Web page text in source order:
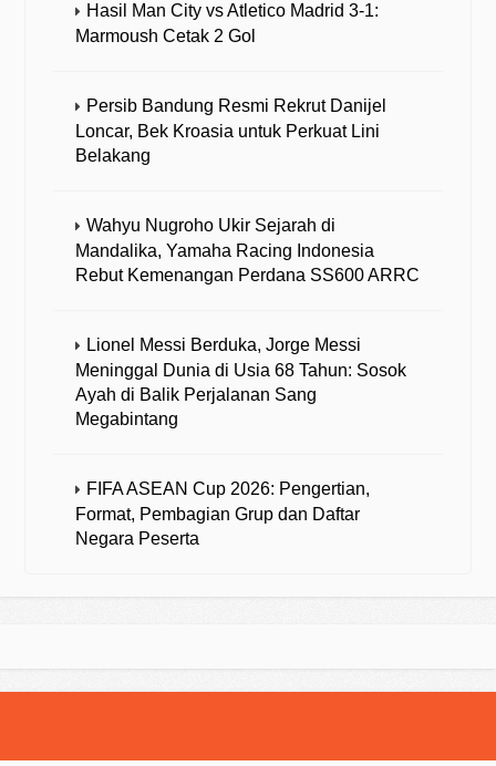
Hasil Man City vs Atletico Madrid 3-1:
Marmoush Cetak 2 Gol
Persib Bandung Resmi Rekrut Danijel
Loncar, Bek Kroasia untuk Perkuat Lini
Belakang
Wahyu Nugroho Ukir Sejarah di
Mandalika, Yamaha Racing Indonesia
Rebut Kemenangan Perdana SS600 ARRC
Lionel Messi Berduka, Jorge Messi
Meninggal Dunia di Usia 68 Tahun: Sosok
Ayah di Balik Perjalanan Sang
Megabintang
FIFA ASEAN Cup 2026: Pengertian,
Format, Pembagian Grup dan Daftar
Negara Peserta